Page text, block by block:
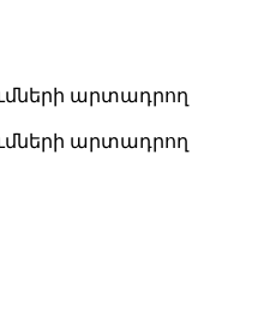
արտադրող
արտադրող